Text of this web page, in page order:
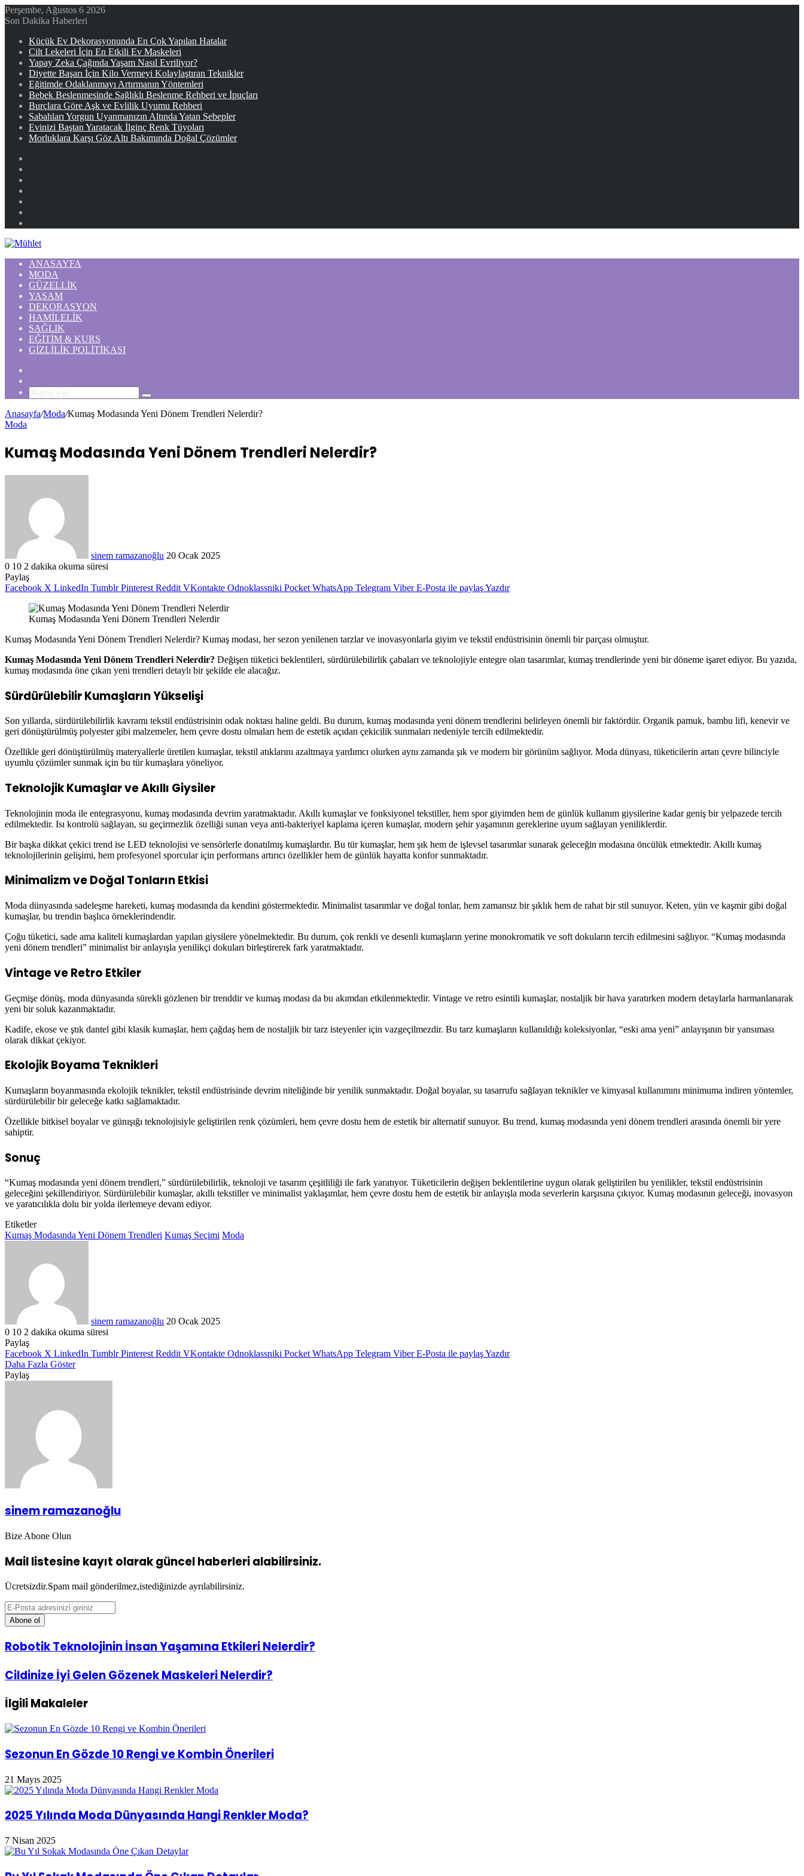
Perşembe, Ağustos 6 2026
Son Dakika Haberleri
Küçük Ev Dekorasyonunda En Çok Yapılan Hatalar
Cilt Lekeleri İçin En Etkili Ev Maskeleri
Yapay Zeka Çağında Yaşam Nasıl Evriliyor?
Diyette Başarı İçin Kilo Vermeyi Kolaylaştıran Teknikler
Eğitimde Odaklanmayı Artırmanın Yöntemleri
Bebek Beslenmesinde Sağlıklı Beslenme Rehberi ve İpuçları
Burçlara Göre Aşk ve Evlilik Uyumu Rehberi
Sabahları Yorgun Uyanmanızın Altında Yatan Sebepler
Evinizi Baştan Yaratacak İlginç Renk Tüyoları
Morluklara Karşı Göz Altı Bakımında Doğal Çözümler
ANASAYFA
MODA
GÜZELLIK
YAŞAM
DEKORASYON
HAMILELIK
SAĞLIK
EĞITIM & KURS
GIZLILIK POLITIKASI
Arama
yap
...
Anasayfa/Moda/Kumaş Modasında Yeni Dönem Trendleri Nelerdir?
Moda
Kumaş Modasında Yeni Dönem Trendleri Nelerdir?
sinem ramazanoğlu 20 Ocak 2025
0 10 2 dakika okuma süresi
Paylaş
Facebook X LinkedIn Tumblr Pinterest Reddit VKontakte Odnoklassniki Pocket WhatsApp Telegram Viber E-Posta ile paylaşYazdır
Kumaş Modasında Yeni Dönem Trendleri Nelerdir
Kumaş Modasında Yeni Dönem Trendleri Nelerdir? Kumaş modası, her sezon yenilenen tarzlar ve inovasyonlarla giyim ve tekstil endüstrisinin önemli bir parçası olmuştur.
Kumaş Modasında Yeni Dönem Trendleri Nelerdir? Değişen tüketici beklentileri, sürdürülebilirlik çabaları ve teknolojiyle entegre olan tasarımlar, kumaş trendlerinde yeni bir döneme işaret ediyor. Bu yazıda,
kumaş modasında öne çıkan yeni trendleri detaylı bir şekilde ele alacağız.
Sürdürülebilir Kumaşların Yükselişi
Son yıllarda, sürdürülebilirlik kavramı tekstil endüstrisinin odak noktası haline geldi. Bu durum, kumaş modasında yeni dönem trendlerini belirleyen önemli bir faktördür. Organik pamuk, bambu lifi, kenevir ve
geri dönüştürülmüş polyester gibi malzemeler, hem çevre dostu olmaları hem de estetik açıdan çekicilik sunmaları nedeniyle tercih edilmektedir.
Özellikle geri dönüştürülmüş materyallerle üretilen kumaşlar, tekstil atıklarını azaltmaya yardımcı olurken aynı zamanda şık ve modern bir görünüm sağlıyor. Moda dünyası, tüketicilerin artan çevre bilinciyle
uyumlu çözümler sunmak için bu tür kumaşlara yöneliyor.
Teknolojik Kumaşlar ve Akıllı Giysiler
Teknolojinin moda ile entegrasyonu, kumaş modasında devrim yaratmaktadır. Akıllı kumaşlar ve fonksiyonel tekstiller, hem spor giyimden hem de günlük kullanım giysilerine kadar geniş bir yelpazede tercih
edilmektedir. Isı kontrolü sağlayan, su geçirmezlik özelliği sunan veya anti-bakteriyel kaplama içeren kumaşlar, modern şehir yaşamının gereklerine uyum sağlayan yeniliklerdir.
Bir başka dikkat çekici trend ise LED teknolojisi ve sensörlerle donatılmış kumaşlardır. Bu tür kumaşlar, hem şık hem de işlevsel tasarımlar sunarak geleceğin modasına öncülük etmektedir. Akıllı kumaş
teknolojilerinin gelişimi, hem profesyonel sporcular için performans artırıcı özellikler hem de günlük hayatta konfor sunmaktadır.
Minimalizm ve Doğal Tonların Etkisi
Moda dünyasında sadeleşme hareketi, kumaş modasında da kendini göstermektedir. Minimalist tasarımlar ve doğal tonlar, hem zamansız bir şıklık hem de rahat bir stil sunuyor. Keten, yün ve kaşmir gibi doğal
kumaşlar, bu trendin başlıca örneklerindendir.
Çoğu tüketici, sade ama kaliteli kumaşlardan yapılan giysilere yönelmektedir. Bu durum, çok renkli ve desenli kumaşların yerine monokromatik ve soft dokuların tercih edilmesini sağlıyor. “Kumaş modasında
yeni dönem trendleri” minimalist bir anlayışla yenilikçi dokuları birleştirerek fark yaratmaktadır.
Vintage ve Retro Etkiler
Geçmişe dönüş, moda dünyasında sürekli gözlenen bir trenddir ve kumaş modası da bu akımdan etkilenmektedir. Vintage ve retro esintili kumaşlar, nostaljik bir hava yaratırken modern detaylarla harmanlanarak
yeni bir soluk kazanmaktadır.
Kadife, ekose ve ştık dantel gibi klasik kumaşlar, hem çağdaş hem de nostaljik bir tarz isteyenler için vazgeçilmezdir. Bu tarz kumaşların kullanıldığı koleksiyonlar, “eski ama yeni” anlayışının bir yansıması
olarak dikkat çekiyor.
Ekolojik Boyama Teknikleri
Kumaşların boyanmasında ekolojik teknikler, tekstil endüstrisinde devrim niteliğinde bir yenilik sunmaktadır. Doğal boyalar, su tasarrufu sağlayan teknikler ve kimyasal kullanımını minimuma indiren yöntemler,
sürdürülebilir bir geleceğe katkı sağlamaktadır.
Özellikle bitkisel boyalar ve günışığı teknolojisiyle geliştirilen renk çözümleri, hem çevre dostu hem de estetik bir alternatif sunuyor. Bu trend, kumaş modasında yeni dönem trendleri arasında önemli bir yere
sahiptir.
Sonuç
“Kumaş modasında yeni dönem trendleri,” sürdürülebilirlik, teknoloji ve tasarım çeşitliliği ile fark yaratıyor. Tüketicilerin değişen beklentilerine uygun olarak geliştirilen bu yenilikler, tekstil endüstrisinin
geleceğini şekillendiriyor. Sürdürülebilir kumaşlar, akıllı tekstiller ve minimalist yaklaşımlar, hem çevre dostu hem de estetik bir anlayışla moda severlerin karşısına çıkıyor. Kumaş modasının geleceği, inovasyon
ve yaratıcılıkla dolu bir yolda ilerlemeye devam ediyor.
Etiketler
Kumaş Modasında Yeni Dönem Trendleri Kumaş Seçimi Moda
sinem ramazanoğlu 20 Ocak 2025
0 10 2 dakika okuma süresi
Paylaş
Facebook X LinkedIn Tumblr Pinterest Reddit VKontakte Odnoklassniki Pocket WhatsApp Telegram Viber E-Posta ile paylaşYazdır
Daha Fazla Göster
Paylaş
sinem ramazanoğlu
Bize Abone Olun
Mail listesine kayıt olarak güncel haberleri alabilirsiniz.
Ücretsizdir.Spam mail gönderilmez,istediğinizde ayrılabilirsiniz.
E-
Posta
adresinizi
Robotik
Teknolojinin
Yaşamına
Nelerdir?
Robotik Teknolojinin İnsan Yaşamına Etkileri Nelerdir?
Cildinize
İyi
Gözenek
Nelerdir?
Cildinize İyi Gelen Gözenek Maskeleri Nelerdir?
İlgili Makaleler
Sezonun En Gözde 10 Rengi ve Kombin Önerileri
21 Mayıs 2025
2025 Yılında Moda Dünyasında Hangi Renkler Moda?
7 Nisan 2025